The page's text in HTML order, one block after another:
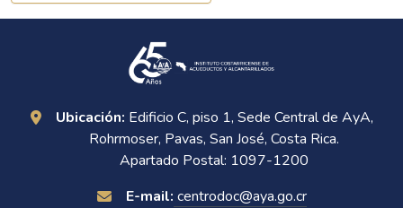
Ubicación: Edificio C, piso 1, Sede Central de AyA,
Rohrmoser, Pavas, San José, Costa Rica.
Apartado Postal: 1097-1200
E-mail: centrodoc@aya.go.cr